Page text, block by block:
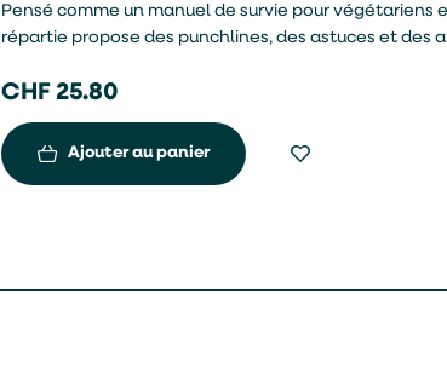
Pensé comme un manuel de survie pour végétariens
répartie propose des punchlines, des astuces et des
CHF 25.80
Ajouter au panier